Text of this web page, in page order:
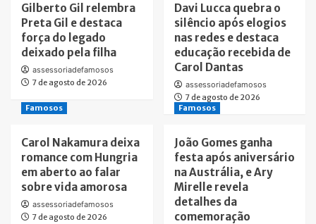
Gilberto Gil relembra
Preta Gil e destaca
força do legado
deixado pela filha
assessoriadefamosos
7 de agosto de 2026
Davi Lucca quebra o
silêncio após elogios
nas redes e destaca
educação recebida de
Carol Dantas
assessoriadefamosos
7 de agosto de 2026
Famosos
Carol Nakamura deixa
romance com Hungria
em aberto ao falar
sobre vida amorosa
assessoriadefamosos
7 de agosto de 2026
Famosos
João Gomes ganha
festa após aniversário
na Austrália, e Ary
Mirelle revela
detalhes da
comemoração